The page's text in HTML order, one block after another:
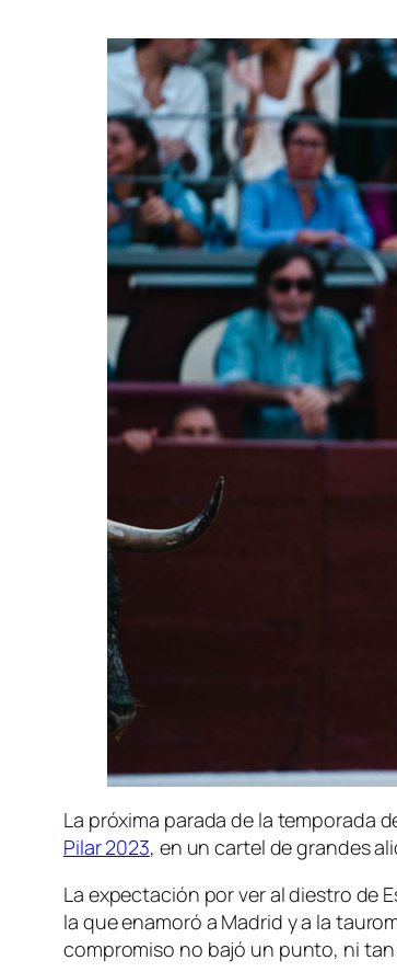
La próxima parada de la temporada
Pilar 2023, en un cartel de grandes
La expectación por ver al diestro de
la que enamoró a Madrid y a la
compromiso no bajó un punto, ni